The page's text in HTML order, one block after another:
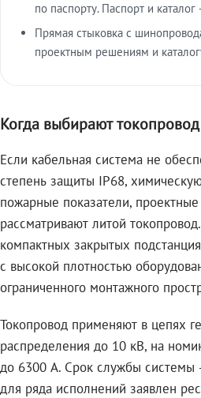
по паспорту. Паспорт и
Прямая стыковка с
проектным решениям и
Когда выбирают токопровод
Если кабельная система не
степень защиты IP68,
пожарные показатели, проектные
рассматривают литой
компактных закрытых
с высокой плотностью
ограниченного монтажного
Токопровод применяют в цепях
распределения до 10 кВ, на
до 6300 А. Срок службы системы
для ряда исполнений заявлен